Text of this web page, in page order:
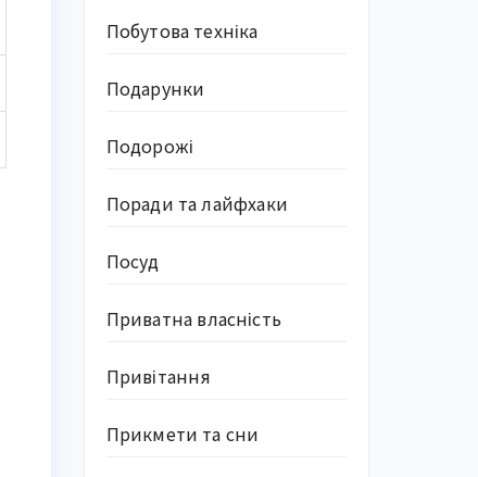
Побутова техніка
Подарунки
Подорожі
Поради та лайфхаки
Посуд
Приватна власність
Привітання
Прикмети та сни